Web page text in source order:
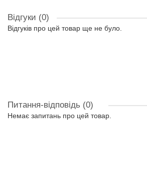
Відгуки (0)
Відгуків про цей товар ще не було.
Питання-відповідь (0)
Немає запитань про цей товар.